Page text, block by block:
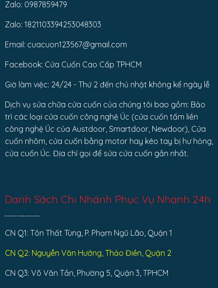
Zalo: 0987859479
Zalo: 1821103394253048303
Email: cuacuon123567@gmail.com
Facebook: Cửa Cuốn Cao Cấp TPHCM
Giờ làm việc: 24/24 - Thứ 2 đến chủ nhật không kể ngày lễ
Dịch vụ sửa chữa cửa cuốn của chúng tôi bao gồm: Bảo
trì các loại cửa cuốn công nghệ Úc (cửa cuốn tấm liền
công nghệ Úc của Austdoor, Smartdoor, Newdoor), Cửa
cuốn nhôm, cửa cuốn bằng motor hay kéo tay bị hư hỏng,
cửa cuốn Úc. Địa chỉ gọi để sửa cửa cuốn gần nhất.
Danh Sách Chi Nhánh Phục Vụ Nhanh 24h
CN Q1: Tôn Thất Tùng, P. Phạm Ngũ Lão, Quận 1
CN Q2: Nguyễn Văn Hưởng, Thảo Điền, Quận 2
CN Q3: Võ Văn Tần, Phường 5, Quận 3, TPHCM